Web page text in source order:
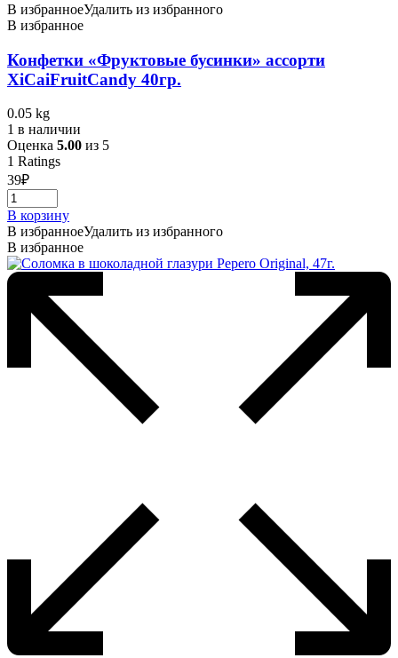
В избранноеУдалить из избранного
В избранное
Конфетки «Фруктовые бусинки» ассорти
XiCaiFruitCandy 40гр.
0.05 kg
1 в наличии
Оценка 5.00 из 5
1 Ratings
39₽
В корзину
В избранноеУдалить из избранного
В избранное